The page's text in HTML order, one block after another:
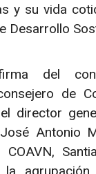
y su vida
Desarrollo
del
de
director
Antonio
COAVN,